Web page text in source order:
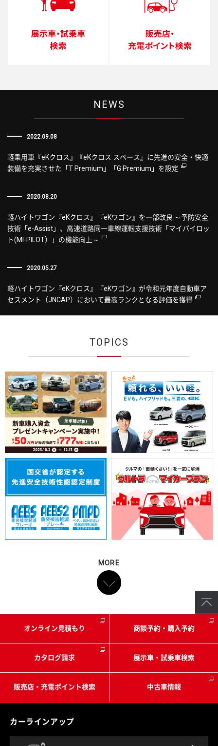
NEWS
2022.09.08
軽乗用車『eKクロス』『eKクロス スペース』に先進の安全・快適
装備を充実させた「T Premium」「G Premium」を設定
2020.08.20
軽ハイトワゴン『eKクロス』『eKワゴン』を一部改良 ～予防安全
技術「e-Assist」、高速道路同一車線運転支援技術「マイパイロッ
ト(MI-PILOT）」の機能向上～
2020.05.27
軽ハイトワゴン『eKクロス』『eKワゴン』が令和元年度自動車ア
セスメント（JNCAP）において最高ランクとなる評価を獲得
TOPICS
MORE
オンライン見積もり （別ウィンドウで開く）商談予約・購入予約（別ウ
カタログ請求（別ウィンドウで開く）展示車・試乗車検索
販売店・充電ポイント検索 中古車情報（別ウィン
カーラインアップ